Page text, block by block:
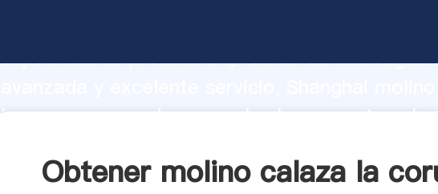
capacidad de producción, fuerza de
la coru a proveedor crea el valor y aporta
Obtener molino calaza la